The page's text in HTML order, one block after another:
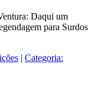
Daqui um
para Surdos
| Categoria: